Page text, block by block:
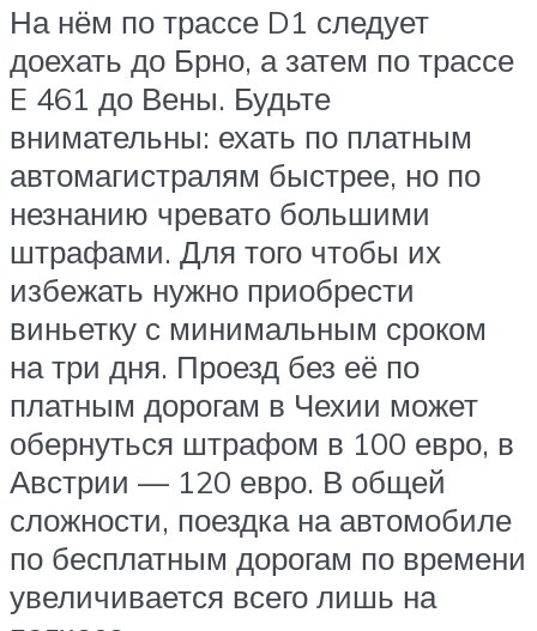
На нём по трассе D1 следует
доехать до Брно, а затем по трассе
E 461 до Вены. Будьте
внимательны: ехать по платным
автомагистралям быстрее, но по
незнанию чревато большими
штрафами. Для того чтобы их
избежать нужно приобрести
виньетку с минимальным сроком
на три дня. Проезд без её по
платным дорогам в Чехии может
обернуться штрафом в 100 евро, в
Австрии — 120 евро. В общей
сложности, поездка на автомобиле
по бесплатным дорогам по времени
увеличивается всего лишь на